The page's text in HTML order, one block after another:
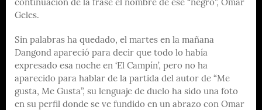
continuación de la frase el nombre de ese “negro”, Omar
Geles.
Sin palabras ha quedado, el martes en la mañana
Dangond apareció para decir que todo lo había
expresado esa noche en ‘El Campín’, pero no ha
aparecido para hablar de la partida del autor de “Me
gusta, Me Gusta”, su lenguaje de duelo ha sido una foto
en su perfil donde se ve fundido en un abrazo con Omar